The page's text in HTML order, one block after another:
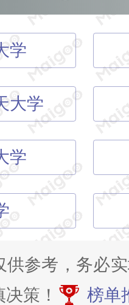
学
大学
学
供参考，务必
策！
榜单